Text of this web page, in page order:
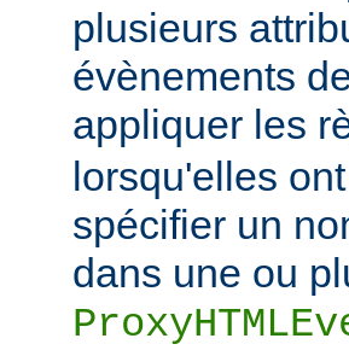
plusieurs
évènements
appliquer les
lorsqu'elles
spécifier un
dans une ou